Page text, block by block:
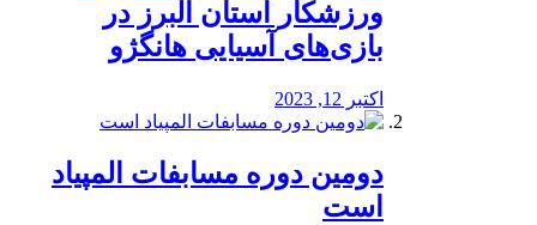
ورزشکار استان البرز در
بازی‌های آسیایی هانگژو
اکتبر 12, 2023
دومین دوره مسابفات المپیاد
است